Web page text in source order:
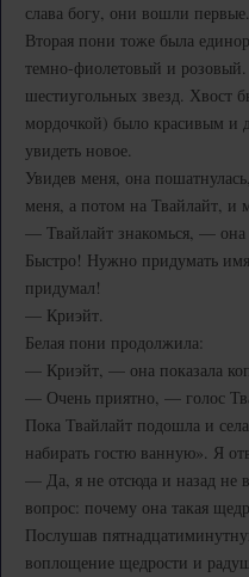
слава богу, они вошли первые.
Вторая пони тоже была
темно-фиолетовый и
шестиугольных звезд. Хвост
мордочкой) было красивым
увидеть новое.
Увидев меня, она
меня, а потом на Твайлайт, и
— Твайлайт знакомься, — она
Быстро! Нужно придумать
придумал!
— Криэйт.
Белая пони продолжила:
— Криэйт, — она показала
— Очень приятно, — голос
Пока Твайлайт подошла и
набирать гостю ванную». Я
— Да, я не отсюда и назад не
вопрос: почему она такая
Послушав
воплощение щедрости и